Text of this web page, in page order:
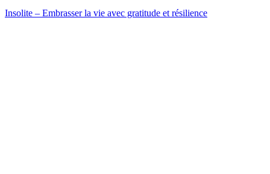
Insolite – Embrasser la vie avec gratitude et résilience